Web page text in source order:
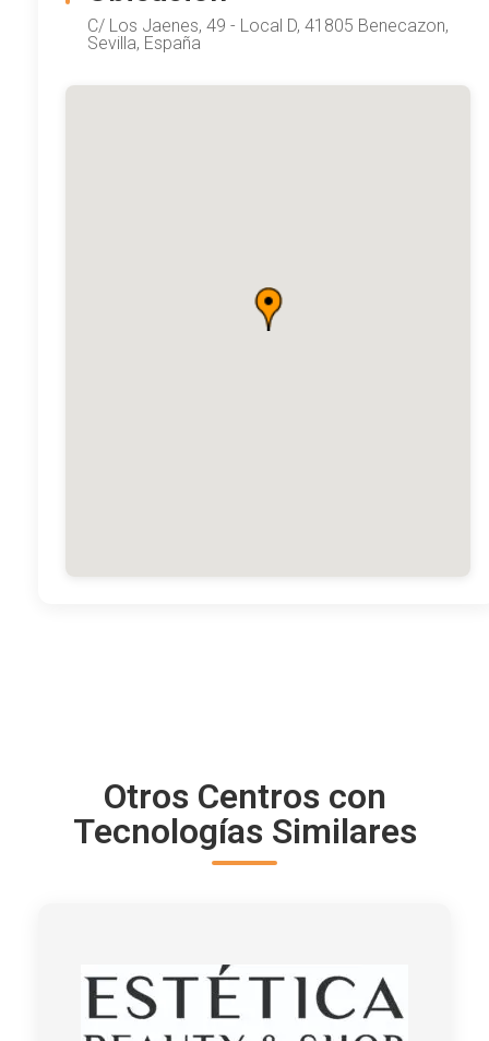
C/ Los Jaenes, 49 - Local D, 41805 Benecazon,
Sevilla, España
Otros Centros con
Tecnologías Similares